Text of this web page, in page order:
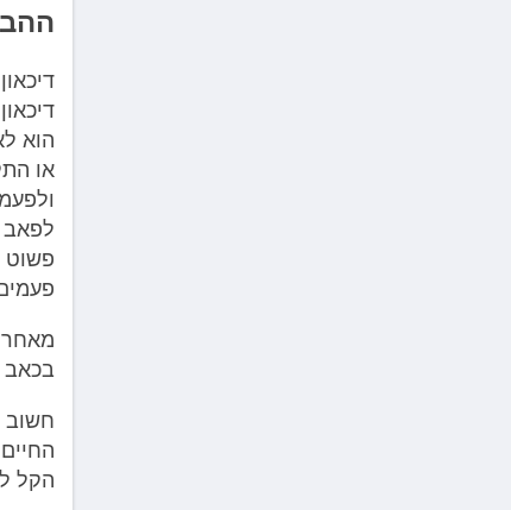
הוא
או
לפאב
פשוט
מאחר
בכאב
חשוב
הקל